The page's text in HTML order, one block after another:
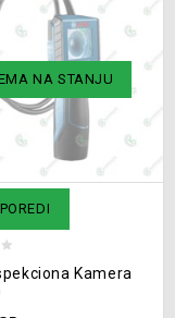
NA STANJU
Kamera